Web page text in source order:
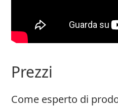
Prezzi
Come esperto di